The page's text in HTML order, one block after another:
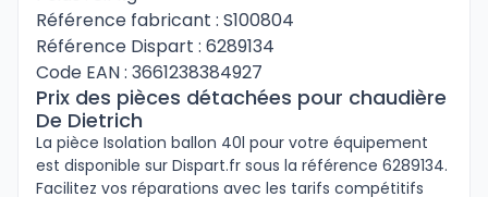
Référence fabricant : S100804
Référence Dispart : 6289134
Code EAN : 3661238384927
Prix des pièces détachées pour chaudière
De Dietrich
La pièce Isolation ballon 40l pour votre équipement
est disponible sur Dispart.fr sous la référence 6289134.
Facilitez vos réparations avec les tarifs compétitifs